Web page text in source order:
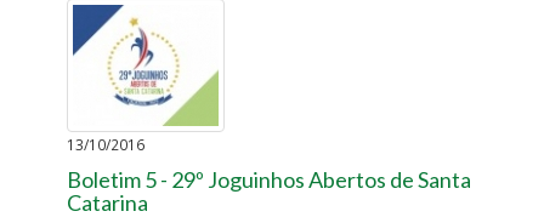
13/10/2016
Boletim 5 - 29º Joguinhos Abertos de Santa
Catarina